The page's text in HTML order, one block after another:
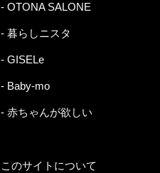
- OTONA SALONE
- 暮らしニスタ
- GISELe
- Baby-mo
- 赤ちゃんが欲しい
このサイトについて